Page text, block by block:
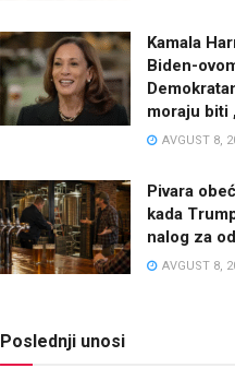
Kamala
Biden-
moraju biti
AVGUST 8,
Pivara
kada
nalog za
AVGUST 8,
Poslednji unosi